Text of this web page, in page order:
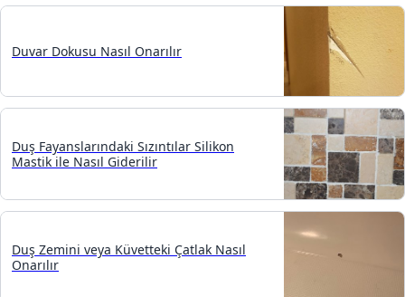
Duvar Dokusu Nasıl Onarılır
Duş Fayanslarındaki Sızıntılar Silikon
Mastik ile Nasıl Giderilir
Duş Zemini veya Küvetteki Çatlak Nasıl
Onarılır